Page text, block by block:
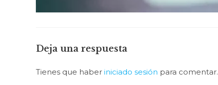
Deja una respuesta
Tienes que haber iniciado sesión para comentar.